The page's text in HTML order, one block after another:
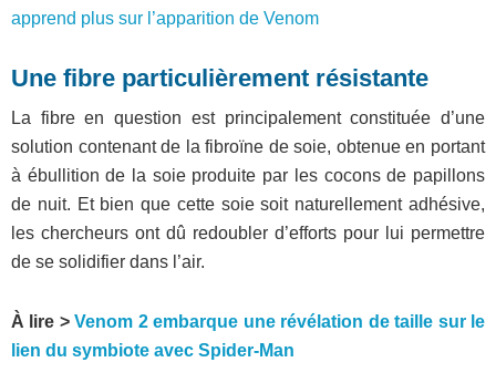
apprend plus sur l’apparition de Venom
Une fibre particulièrement résistante
La fibre en question est principalement constituée d’une
solution contenant de la fibroïne de soie, obtenue en portant
à ébullition de la soie produite par les cocons de papillons
de nuit. Et bien que cette soie soit naturellement adhésive,
les chercheurs ont dû redoubler d’efforts pour lui permettre
de se solidifier dans l’air.
À lire >Venom 2 embarque une révélation de taille sur le
lien du symbiote avec Spider-Man